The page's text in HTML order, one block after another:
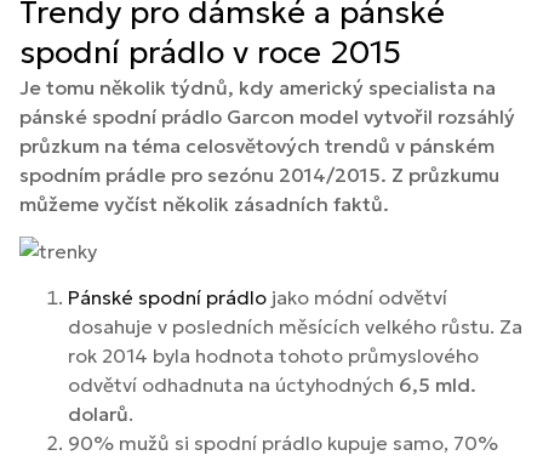
Trendy pro dámské a pánské
spodní prádlo v roce 2015
Je tomu několik týdnů, kdy americký specialista na
pánské spodní prádlo Garcon model vytvořil rozsáhlý
průzkum na téma celosvětových trendů v pánském
spodním prádle pro sezónu 2014/2015. Z průzkumu
můžeme vyčíst několik zásadních faktů.
Pánské spodní prádlo jako módní odvětví
dosahuje v posledních měsících velkého růstu. Za
rok 2014 byla hodnota tohoto průmyslového
odvětví odhadnuta na úctyhodných 6,5 mld.
dolarů.
90% mužů si spodní prádlo kupuje samo, 70%